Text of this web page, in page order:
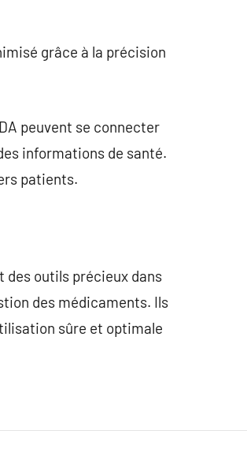
grâce à la précision
peuvent se connecter
informations de santé.
patients.
des outils précieux dans
des médicaments. Ils
sûre et optimale